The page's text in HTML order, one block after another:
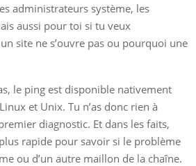
administrateurs système, les
aussi pour toi si tu veux
site ne s’ouvre pas ou pourquoi une
le ping est disponible nativement
et Unix. Tu n’as donc rien à
diagnostic. Et dans les faits,
rapide pour savoir si le problème
ou d’un autre maillon de la chaîne.